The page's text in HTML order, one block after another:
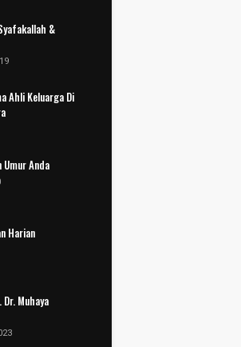
&
Ahli Keluarga Di
Umur Anda
Harian
Muhaya